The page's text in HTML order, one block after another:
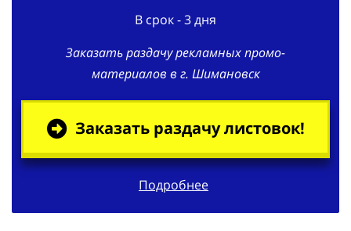
Заказать раздачу рекламных промо-
материалов в г. Шимановск
Заказать раздачу листовок!
Подробнее